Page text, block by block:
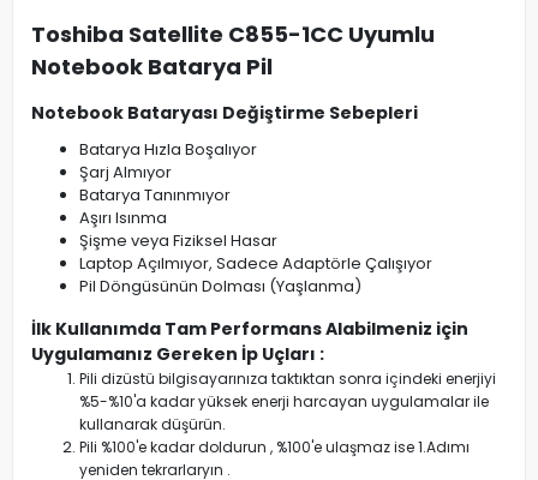
Toshiba Satellite C855-1CC Uyumlu
Notebook Batarya Pil
Notebook Bataryası Değiştirme Sebepleri
Batarya Hızla Boşalıyor
Şarj Almıyor
Batarya Tanınmıyor
Aşırı Isınma
Şişme veya Fiziksel Hasar
Laptop Açılmıyor, Sadece Adaptörle Çalışıyor
Pil Döngüsünün Dolması (Yaşlanma)
İlk Kullanımda Tam Performans Alabilmeniz için
Uygulamanız Gereken İp Uçları :
Pili dizüstü bilgisayarınıza taktıktan sonra içindeki enerjiyi
%5-%10'a kadar yüksek enerji harcayan uygulamalar ile
kullanarak düşürün.
Pili %100'e kadar doldurun , %100'e ulaşmaz ise 1.Adımı
yeniden tekrarlaryın .